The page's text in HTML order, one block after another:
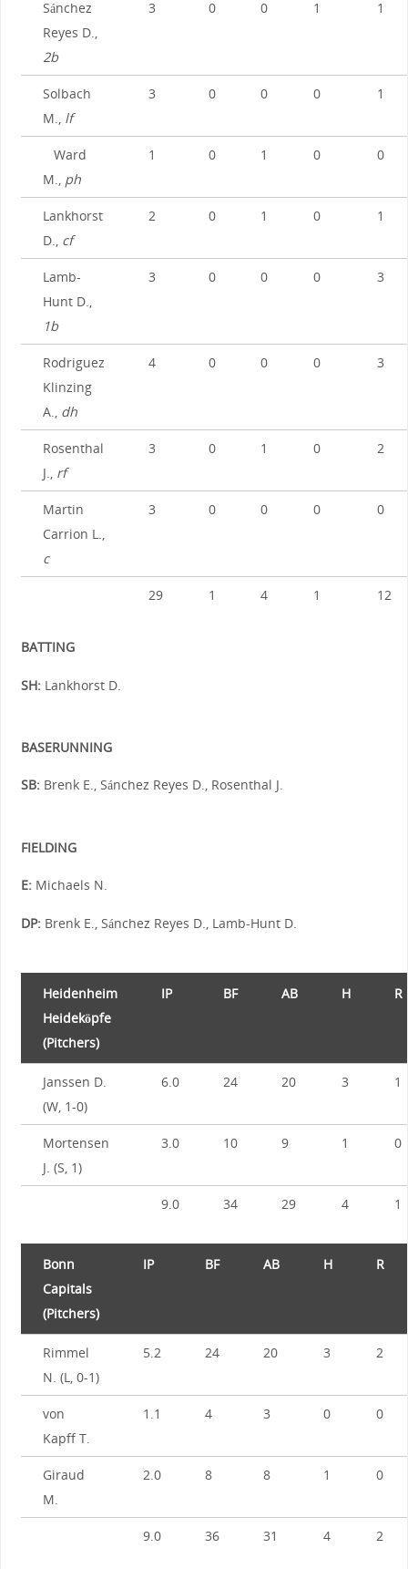
Sánchez
Reyes D.,
2b
3 0 0 1 1
Solbach
M., lf
3 0 0 0 1
Ward
M., ph
1 0 1 0 0
Lankhorst
D., cf
2 0 1 0 1
Lamb-
Hunt D.,
1b
3 0 0 0 3
Rodriguez
Klinzing
A., dh
4 0 0 0 3
Rosenthal
J., rf
3 0 1 0 2
Martin
Carrion L.,
c
3 0 0 0 0
29 1 4 1 12
BATTING
SH:Lankhorst D.
BASERUNNING
SB:Brenk E., Sánchez Reyes D., Rosenthal J.
FIELDING
E:Michaels N.
DP:Brenk E., Sánchez Reyes D., Lamb-Hunt D.
Heidenheim
Heideköpfe
(Pitchers)
IP BF AB H R
Janssen D.
(W, 1-0)
6.0 24 20 3 1
Mortensen
J. (S, 1)
3.0 10 9 1 0
9.0 34 29 4 1
Bonn
Capitals
(Pitchers)
IP BF AB H R
Rimmel
N. (L, 0-1)
5.2 24 20 3 2
von
Kapff T.
1.1 4 3 0 0
Giraud
M.
2.0 8 8 1 0
9.0 36 31 4 2